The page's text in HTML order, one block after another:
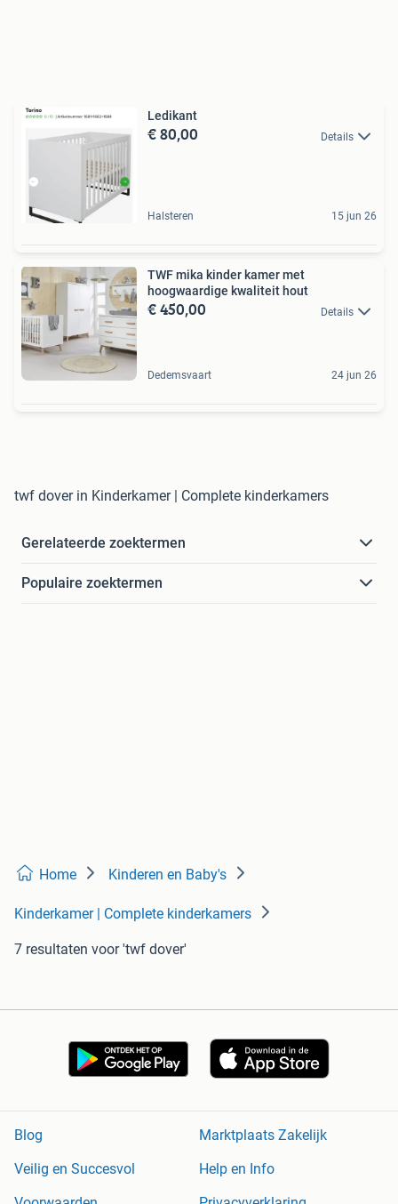
Ledikant
€ 80,00 Details
Halsteren 15 jun 26
TWF mika kinder kamer met
hoogwaardige kwaliteit hout
€ 450,00 Details
Dedemsvaart 24 jun 26
twf dover in Kinderkamer | Complete kinderkamers
Gerelateerde zoektermen
Populaire zoektermen
Home Kinderen en Baby's
Kinderkamer | Complete kinderkamers
7 resultaten voor 'twf dover'
Blog
Marktplaats Zakelijk
Veilig en Succesvol
Help en Info